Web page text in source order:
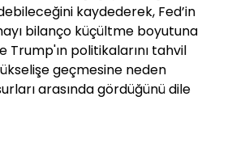
kaydederek, Fed’in
bilanço küçültme boyutuna
Trump'ın politikalarını tahvil
geçmesine neden
arasında gördüğünü dile